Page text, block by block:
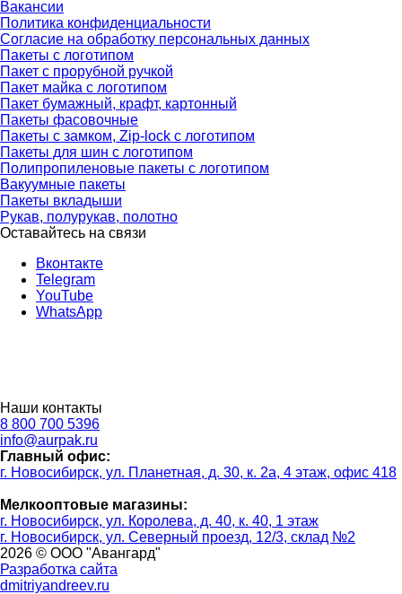
Вакансии
Политика конфиденциальности
Согласие на обработку персональных данных
Пакеты с логотипом
Пакет с прорубной ручкой
Пакет майка с логотипом
Пакет бумажный, крафт, картонный
Пакеты фасовочные
Пакеты с замком, Zip-lock с логотипом
Пакеты для шин с логотипом
Полипропиленовые пакеты с логотипом
Вакуумные пакеты
Пакеты вкладыши
Рукав, полурукав, полотно
Оставайтесь на связи
Вконтакте
Telegram
YouTube
WhatsApp
Наши контакты
8 800 700 5396
info@aurpak.ru
Главный офис:
г. Новосибирск, ул. Планетная, д. 30, к. 2а, 4 этаж, офис 418
Мелкооптовые магазины:
г. Новосибирск, ул. Королева, д. 40, к. 40, 1 этаж
г. Новосибирск, ул. Северный проезд, 12/3, ​склад №2
2026 © ООО "Авангард"
Разработка сайта
dmitriyandreev.ru